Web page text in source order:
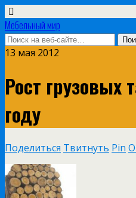
Мебельный мир
13 мая 2012
Рост грузовых
году
Поделиться Твитнуть Pin